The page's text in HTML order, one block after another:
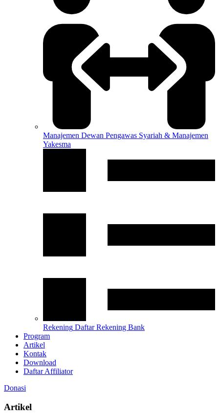
Manajemen Dewan Pengawas Syariah & Manajemen
Yakesma
Rekening Daftar Rekening Bank
Program
Artikel
Kontak
Download
Daftar Affiliator
Donasi
Artikel